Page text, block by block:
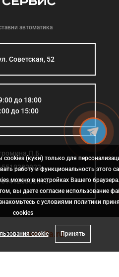
автоматика
Советская, 52
до 18:00
до 15:00
Л.Б.
- web-2a.ru
(куки) только для
работу и функциональность этого
можно в настройках Вашего браузера.
вы даете согласие использование
с условиями политики
сookies
cookie Принять